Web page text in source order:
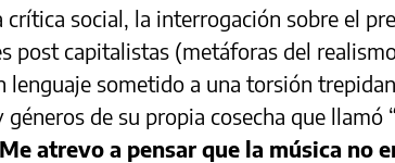
social, la interrogación sobre el
post capitalistas (metáforas del
lenguaje sometido a una torsión
géneros de su propia cosecha que llamó
Me atrevo a pensar que la música no